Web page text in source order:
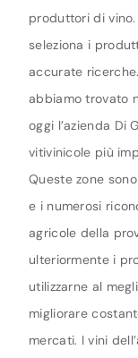
produttori di
seleziona i
accurate
abbiamo trovato
oggi l’azienda Di
vitivinicole più
Queste zone
e i numerosi
agricole della
ulteriormente i
utilizzarne al
migliorare
mercati. I vini